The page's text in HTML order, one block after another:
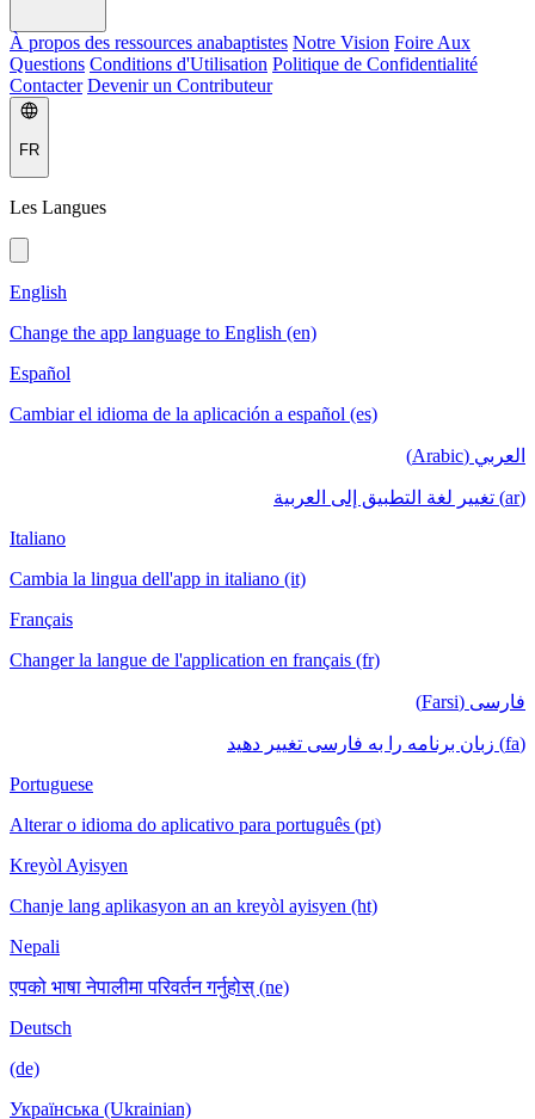
À propos des ressources anabaptistes Notre Vision Foire Aux
Questions Conditions d'Utilisation Politique de Confidentialité
Contacter Devenir un Contributeur
FR
Les Langues
English
Change the app language to English (en)
Español
Cambiar el idioma de la aplicación a español (es)
العربي (Arabic)
(ar) تغيير لغة التطبيق إلى العربية
Italiano
Cambia la lingua dell'app in italiano (it)
Français
Changer la langue de l'application en français (fr)
فارسی (Farsi)
(fa) زبان برنامه را به فارسی تغییر دهید
Portuguese
Alterar o idioma do aplicativo para português (pt)
Kreyòl Ayisyen
Chanje lang aplikasyon an an kreyòl ayisyen (ht)
Nepali
एपको भाषा नेपालीमा परिवर्तन गर्नुहोस् (ne)
Deutsch
(de)
Українська (Ukrainian)